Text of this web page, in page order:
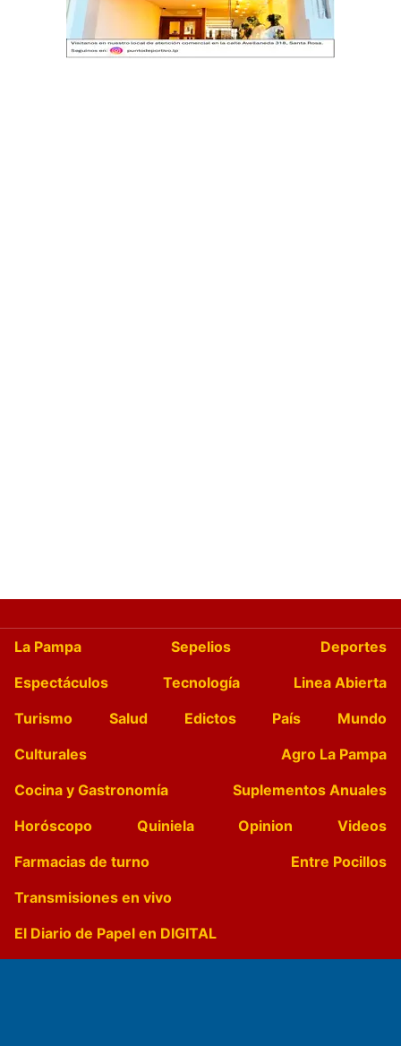
La Pampa Sepelios
Deportes
Espectáculos
Tecnología
Linea Abierta
Turismo
Salud Edictos País
Mundo
Culturales
Agro La Pampa
Cocina y Gastronomía
Suplementos Anuales
Horóscopo
Quiniela Opinion
Videos
Farmacias de turno
Entre Pocillos
Transmisiones en vivo
El Diario de Papel en DIGITAL